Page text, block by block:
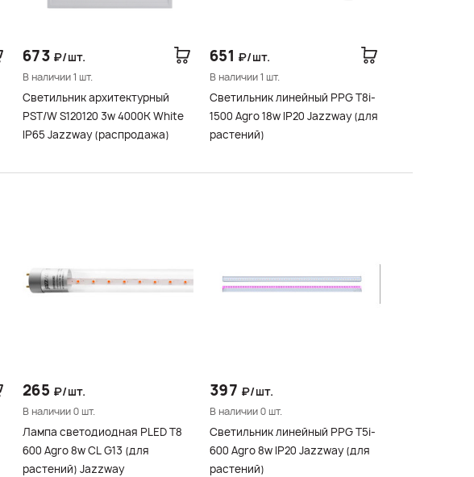
673 ₽/шт.
В наличии 1 шт.
Светильник архитектурный
PST/W S120120 3w 4000K White
IP65 Jazzway (распродажа)
651 ₽/шт.
В наличии 1 шт.
Светильник линейный PPG T8i-
1500 Agro 18w IP20 Jazzway (для
растений)
265 ₽/шт.
В наличии 0 шт.
Лампа светодиодная PLED T8
600 Agro 8w CL G13 (для
растений) Jazzway
397 ₽/шт.
В наличии 0 шт.
Светильник линейный PPG T5i-
600 Agro 8w IP20 Jazzway (для
растений)